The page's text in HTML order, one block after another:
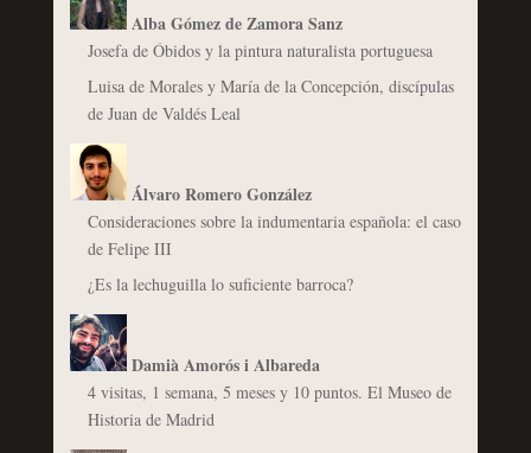
Alba Gómez de Zamora Sanz
Josefa de Óbidos y la pintura naturalista portuguesa
Luisa de Morales y María de la Concepción, discípulas
de Juan de Valdés Leal
Álvaro Romero González
Consideraciones sobre la indumentaria española: el caso
de Felipe III
¿Es la lechuguilla lo suficiente barroca?
Damià Amorós i Albareda
4 visitas, 1 semana, 5 meses y 10 puntos. El Museo de
Historia de Madrid